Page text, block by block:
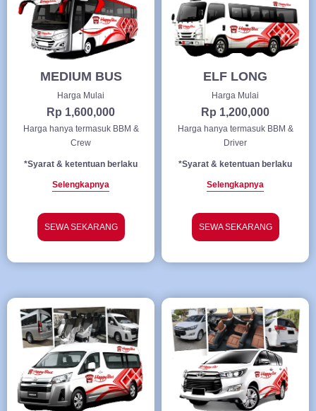
MEDIUM BUS
Harga Mulai
Rp 1,600,000
Harga hanya termasuk BBM &
Crew
*Syarat & ketentuan berlaku
Selengkapnya
SEWA SEKARANG
ELF LONG
Harga Mulai
Rp 1,200,000
Harga hanya termasuk BBM &
Driver
*Syarat & ketentuan berlaku
Selengkapnya
SEWA SEKARANG